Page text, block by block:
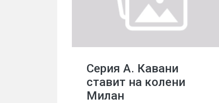
Серия А. Кавани
ставит на колени
Милан